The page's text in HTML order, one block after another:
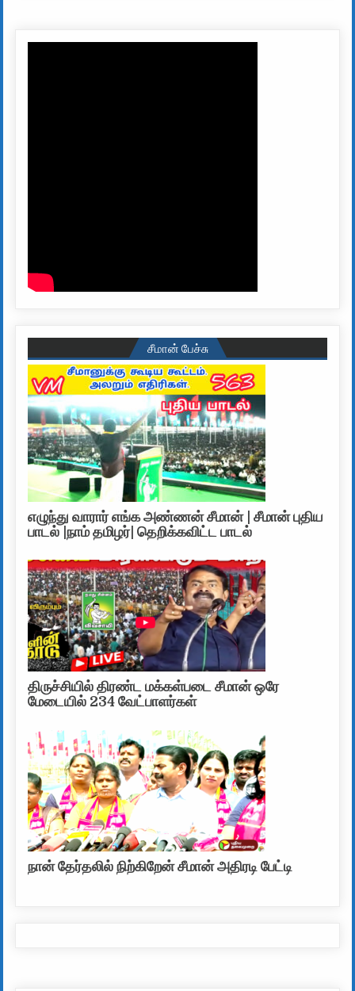
சீமான் பேச்சு
எழுந்து வாரார் எங்க அண்ணன் சீமான் | சீமான் புதிய
பாடல் |நாம் தமிழர்| தெறிக்கவிட்ட பாடல்
திருச்சியில் திரண்ட மக்கள்படை சீமான் ஒரே
மேடையில் 234 வேட்பாளர்கள்
நான் தேர்தலில் நிற்கிறேன் சீமான் அதிரடி பேட்டி